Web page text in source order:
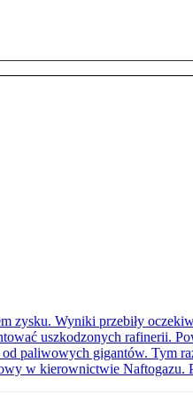
zysku. Wyniki przebiły
uszkodzonych rafinerii.
paliwowych gigantów. Tym
w kierownictwie